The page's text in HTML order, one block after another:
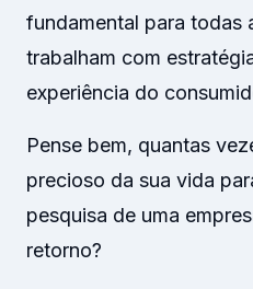
fundamental para todas
trabalham com
experiência do
Pense bem, quantas
precioso da sua vida
pesquisa de uma
retorno?